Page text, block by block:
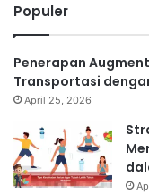
Populer
Penerapan
Transportasi
April 25, 2026